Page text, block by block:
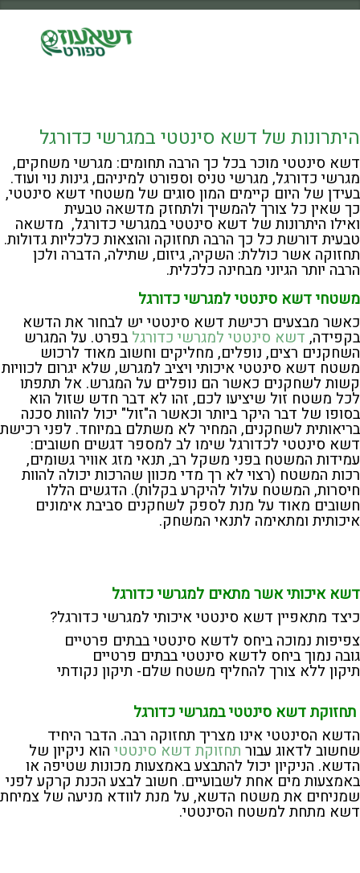
היתרונות של דשא סינטטי במגרשי כדורגל
דשא סינטטי מוכר בכל כך הרבה תחומים: מגרשי משחקים,
מגרשי כדורגל, מגרשי טניס וספורט למיניהם, גינות נוי ועוד.
בעידן של היום קיימים המון סוגים של משטחי דשא סינטטי,
כך שאין כל צורך להמשיך ולתחזק מדשאה טבעית
ואילו היתרונות של דשא סינטטי במגרשי כדורגל, מדשאה
טבעית דורשת כל כך הרבה תחזוקה והוצאות כלכליות גדולות.
תחזוקה אשר כוללת: השקיה, גיזום, שתילה, הדברה ולכן
הרבה יותר הגיוני מבחינה כלכלית.
משטחי דשא סינטטי למגרשי כדורגל
כאשר מבצעים רכישת דשא סינטטי יש לבחור את הדשא
בקפידה, דשא סינטטי למגרשי כדורגל בפרט. על המגרש
השחקנים רצים, נופלים, מחליקים וחשוב מאוד לרכוש
משטח דשא סינטטי איכותי ויציב למגרש, שלא יגרום לכוויות
קשות לשחקנים כאשר הם נופלים על המגרש. אל תתפתו
לכל משטח זול שיציעו לכם, זהו לא דבר חדש שזול הוא
בסופו של דבר היקר ביותר וכאשר ה"זול" יכול להוות סכנה
בריאותית לשחקנים, המחיר לא משתלם במיוחד. לפני רכישת
דשא סינטטי לכדורגל שימו לב למספר דגשים חשובים:
עמידות המשטח בפני משקל רב, תנאי מזג אוויר גשומים,
רכות המשטח (רצוי לא רך מדי מכוון שהרכות יכולה להוות
חיסרות, המשטח עלול להיקרע בקלות). הדגשים הללו
חשובים מאוד על מנת לספק לשחקנים סביבת אימונים
איכותית ומתאימה לתנאי המשחק.
דשא איכותי אשר מתאים למגרשי כדורגל
כיצד מתאפיין דשא סינטטי איכותי למגרשי כדורגל?
צפיפות נמוכה ביחס לדשא סינטטי בבתים פרטיים
גובה נמוך ביחס לדשא סינטטי בבתים פרטיים
תיקון ללא צורך להחליף משטח שלם- תיקון נקודתי
תחזוקת דשא סינטטי במגרשי כדורגל
הדשא הסינטטי אינו מצריך תחזוקה רבה. הדבר היחיד
שחשוב לדאוג עבור תחזוקת דשא סינטטי הוא ניקיון של
הדשא. הניקיון יכול להתבצע באמצעות מכונות שטיפה או
באמצעות מים אחת לשבועיים. חשוב לבצע הכנת קרקע לפני
שמניחים את משטח הדשא, על מנת לוודא מניעה של צמיחת
דשא מתחת למשטח הסינטטי.